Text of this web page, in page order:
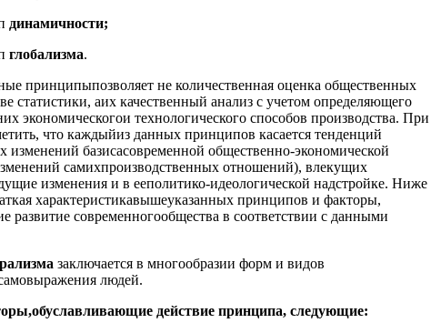
динамичности;
глобализма.
принципыпозволяет не количественная оценка общественных
статистики, аих качественный анализ с учетом определяющего
экономическогои технологического способов производства. При
что каждыйиз данных принципов касается тенденций
изменений базисасовременной общественно-экономической
самихпроизводственных отношений), влекущих
изменения и в ееполитико-идеологической надстройке. Ниже
характеристикавышеуказанных принципов и факторы,
развитие современногообщества в соответствии с данными
заключается в многообразии форм и видов
людей.
действие принципа, следующие: